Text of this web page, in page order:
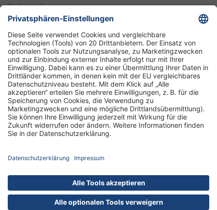
Unternehmen
Informationen
Standorte
DRK-Schwesternschaft Berlin
Impressum
Hausordnung